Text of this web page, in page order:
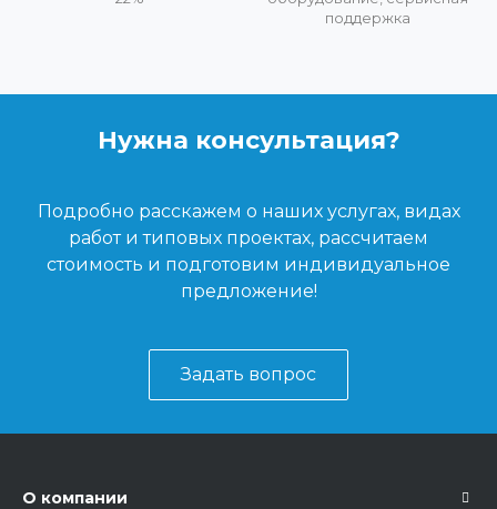
поддержка
Нужна консультация?
Подробно расскажем о наших услугах, видах
работ и типовых проектах, рассчитаем
стоимость и подготовим индивидуальное
предложение!
Задать вопрос
О компании